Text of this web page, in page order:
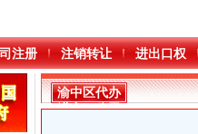
注册 注销转让 进出口权
渝中区代办
进出口公司